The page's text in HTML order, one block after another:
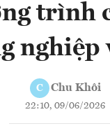
trình
nghiệp
C Chu Khôi
22:10, 09/06/2026